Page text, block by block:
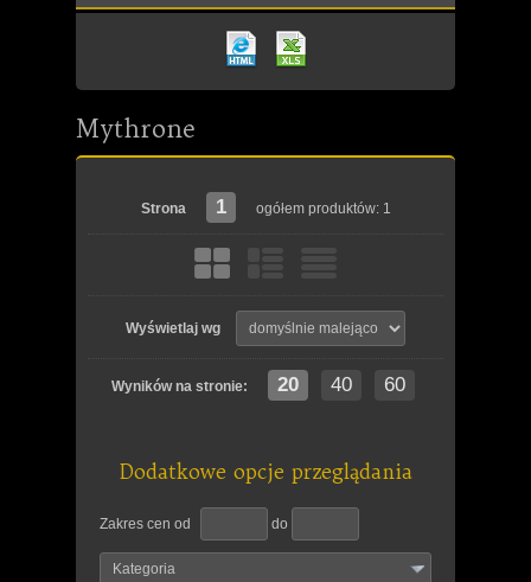
Mythrone
Strona 1 ogółem produktów: 1
Wyświetlaj wg
Wyników na stronie: 20 40 60
Dodatkowe opcje przeglądania
Zakres cen od do
Kategoria